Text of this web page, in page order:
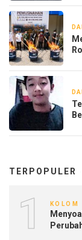
TERPOPULER
1 KOLOM